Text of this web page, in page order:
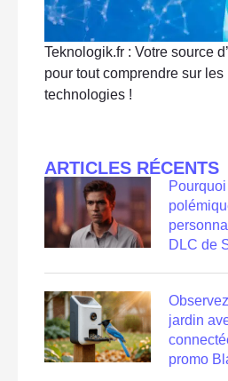
Teknologik.fr : Votre source
pour tout comprendre sur
technologies !
ARTICLES RÉCENTS
DLC de
jardin
promo